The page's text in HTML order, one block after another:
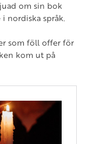
om sin bok
nordiska språk.
som föll offer för
kom ut på